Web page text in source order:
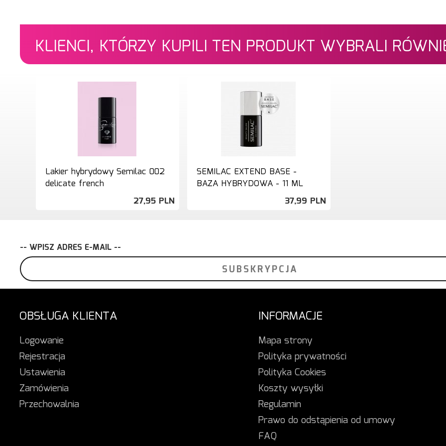
KLIENCI, KTÓRZY KUPILI TEN PRODUKT WYBRALI
Lakier hybrydowy Semilac 002
delicate french
27,95 PLN
SEMILAC EXTEND BASE -
BAZA HYBRYDOWA - 11 ML
37,99 PLN
-- WPISZ ADRES E-MAIL --
OBSŁUGA KLIENTA
Logowanie
Rejestracja
Ustawienia
Zamówienia
Przechowalnia
INFORMACJE
Mapa strony
Polityka prywatności
Polityka Cookies
Koszty wysyłki
Regulamin
Prawo do odstąpienia od umowy
FAQ